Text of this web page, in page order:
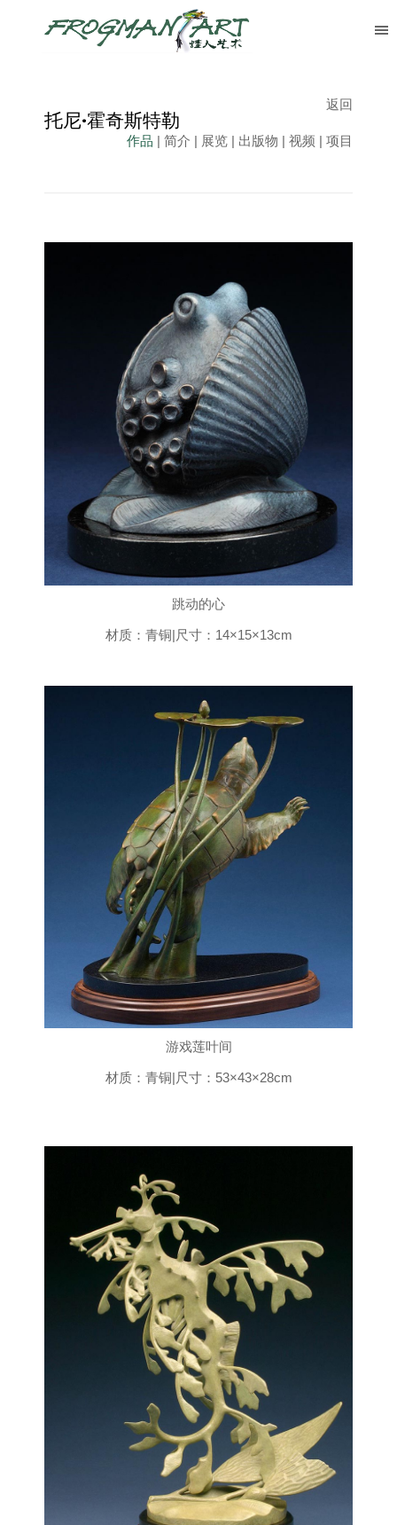
返回
托尼·霍奇斯特勒
作品 | 简介 | 展览 | 出版物 | 视频 | 项目
跳动的心
材质：青铜|尺寸：14×15×13cm
游戏莲叶间
材质：青铜|尺寸：53×43×28cm